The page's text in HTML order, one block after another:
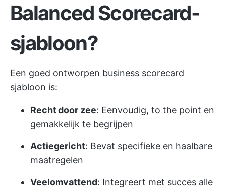
Balanced Scorecard-
sjabloon?
Een goed ontworpen business scorecard
sjabloon is:
Recht door zee: Eenvoudig, to the point en
gemakkelijk te begrijpen
Actiegericht: Bevat specifieke en haalbare
maatregelen
Veelomvattend: Integreert met succes alle